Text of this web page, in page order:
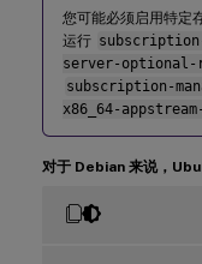
您可能必须启用特定
运行
server-optional-
subscription-
x86_64-
对于 Debian 来说，